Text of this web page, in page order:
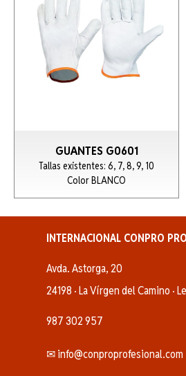
GUANTES G0601
Tallas existentes: 6, 7, 8, 9, 10
Color BLANCO
INTERNACIONAL CONPRO
Avda. Astorga, 20
24198 · La Vírgen del Camino ·
987 302 957
✉ info@conproprofesional.com